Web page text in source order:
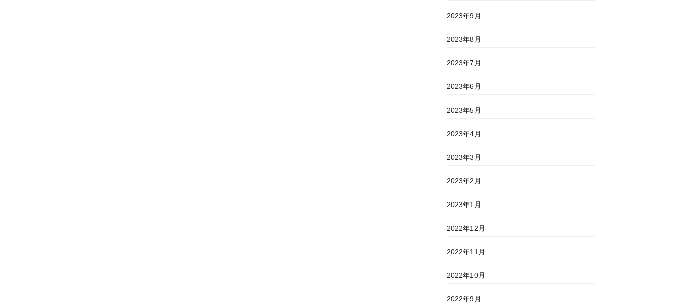
2023年9月
2023年8月
2023年7月
2023年6月
2023年5月
2023年4月
2023年3月
2023年2月
2023年1月
2022年12月
2022年11月
2022年10月
2022年9月